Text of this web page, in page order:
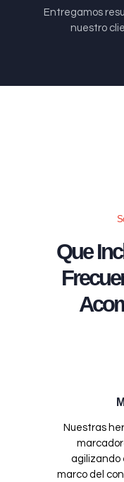
Entregamos
nuestro
Que
Nuestras
agilizando
marco del